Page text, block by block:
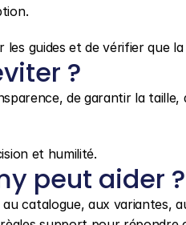
les guides et de vérifier que
?
de garantir la
et humilité.
peut aider ?
catalogue, aux variantes,